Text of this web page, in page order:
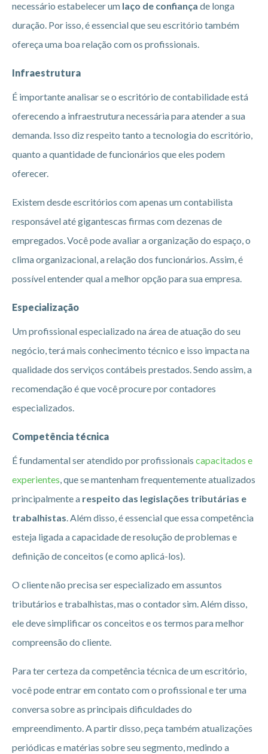
necessário estabelecer um laço de confiança de longa
duração. Por isso, é essencial que seu escritório também
ofereça uma boa relação com os profissionais.
Infraestrutura
É importante analisar se o escritório de contabilidade está
oferecendo a infraestrutura necessária para atender a sua
demanda. Isso diz respeito tanto a tecnologia do escritório,
quanto a quantidade de funcionários que eles podem
oferecer.
Existem desde escritórios com apenas um contabilista
responsável até gigantescas firmas com dezenas de
empregados. Você pode avaliar a organização do espaço, o
clima organizacional, a relação dos funcionários. Assim, é
possível entender qual a melhor opção para sua empresa.
Especialização
Um profissional especializado na área de atuação do seu
negócio, terá mais conhecimento técnico e isso impacta na
qualidade dos serviços contábeis prestados. Sendo assim, a
recomendação é que você procure por contadores
especializados.
Competência técnica
É fundamental ser atendido por profissionais capacitados e
experientes, que se mantenham frequentemente atualizados
principalmente a respeito das legislações tributárias e
trabalhistas. Além disso, é essencial que essa competência
esteja ligada a capacidade de resolução de problemas e
definição de conceitos (e como aplicá-los).
O cliente não precisa ser especializado em assuntos
tributários e trabalhistas, mas o contador sim. Além disso,
ele deve simplificar os conceitos e os termos para melhor
compreensão do cliente.
Para ter certeza da competência técnica de um escritório,
você pode entrar em contato com o profissional e ter uma
conversa sobre as principais dificuldades do
empreendimento. A partir disso, peça também atualizações
periódicas e matérias sobre seu segmento, medindo a